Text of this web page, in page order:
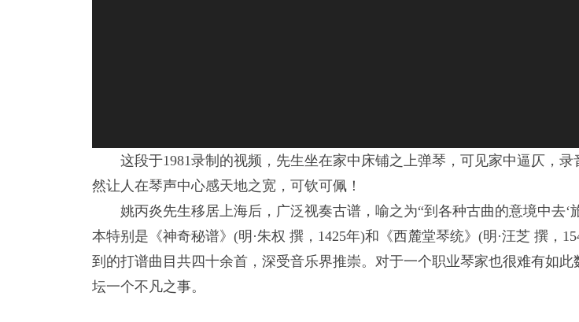
这段于1981录制的视频，先生坐在家中床铺之上弹琴，可见家中逼仄，
然让人在琴声中心感天地之宽，可钦可佩！
姚丙炎先生移居上海后，广泛视奏古谱，喻之为“到各种古曲的意境中去‘
本特别是《神奇秘谱》(明·朱权 撰，1425年)和《西麓堂琴统》(明·汪芝 撰，
到的打谱曲目共四十余首，深受音乐界推崇。对于一个职业琴家也很难有如
坛一个不凡之事。